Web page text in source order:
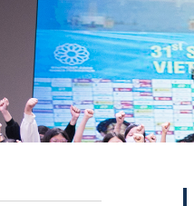
교직원현황
학생현황
위치/전화
전경사진